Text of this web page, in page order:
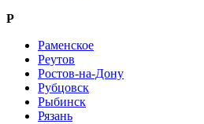
Р
Раменское
Реутов
Ростов-на-Дону
Рубцовск
Рыбинск
Рязань